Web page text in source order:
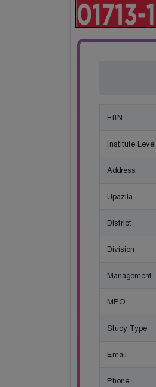
EIIN
Institute Level
Address
Upazila
District
Division
Management
MPO
Study Type
Email
Phone